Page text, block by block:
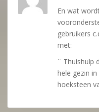
En wat
gebruikers
met:
¨ Thuishulp
hele gezin
hoeksteen